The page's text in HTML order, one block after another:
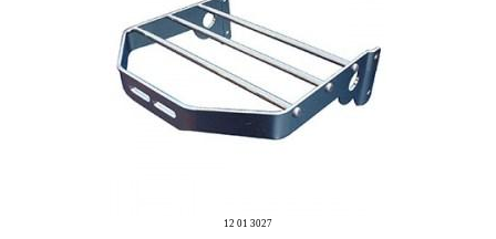
12 01 3027